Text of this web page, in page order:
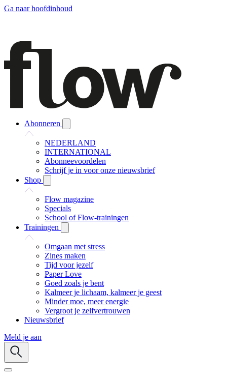
Ga naar hoofdinhoud
Abonneren
NEDERLAND
INTERNATIONAL
Abonneevoordelen
Schrijf je in voor onze nieuwsbrief
Shop
Flow magazine
Specials
School of Flow-trainingen
Trainingen
Omgaan met stress
Zines maken
Tijd voor jezelf
Paper Love
Goed zoals je bent
Kalmeer je lichaam, kalmeer je geest
Minder moe, meer energie
Vergroot je zelfvertrouwen
Nieuwsbrief
Meld je aan